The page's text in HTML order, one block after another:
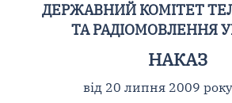
ДЕРЖАВНИЙ КОМІТЕТ
ТА РАДІОМОВЛЕННЯ
НАКАЗ
від 20 липня 2009